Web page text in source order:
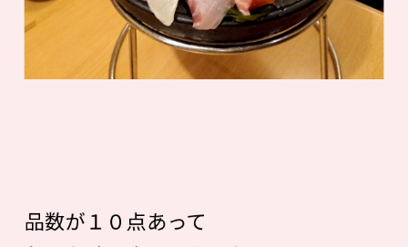
品数が１０点あって